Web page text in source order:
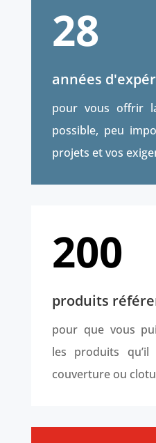
28
années
pour vous offrir
possible, peu
projets et vos
200
produits
pour que vous
les produits
couverture ou